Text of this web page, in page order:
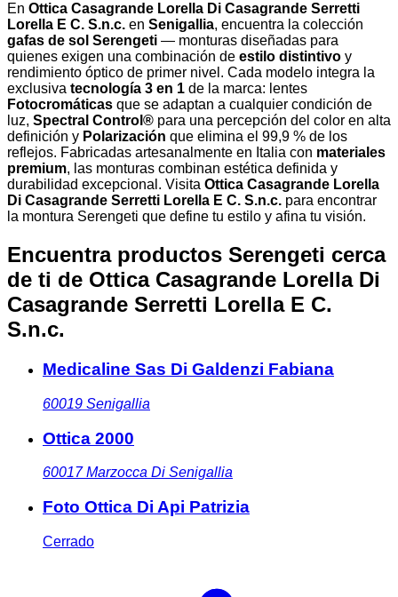
En Ottica Casagrande Lorella Di Casagrande Serretti
Lorella E C. S.n.c. en Senigallia, encuentra la colección
gafas de sol Serengeti — monturas diseñadas para
quienes exigen una combinación de estilo distintivo y
rendimiento óptico de primer nivel. Cada modelo integra la
exclusiva tecnología 3 en 1 de la marca: lentes
Fotocromáticas que se adaptan a cualquier condición de
luz, Spectral Control® para una percepción del color en alta
definición y Polarización que elimina el 99,9 % de los
reflejos. Fabricadas artesanalmente en Italia con materiales
premium, las monturas combinan estética definida y
durabilidad excepcional. Visita Ottica Casagrande Lorella
Di Casagrande Serretti Lorella E C. S.n.c. para encontrar
la montura Serengeti que define tu estilo y afina tu visión.
Encuentra productos Serengeti cerca
de ti de Ottica Casagrande Lorella Di
Casagrande Serretti Lorella E C.
S.n.c.
Medicaline Sas Di Galdenzi Fabiana
60019 Senigallia
Ottica 2000
60017 Marzocca Di Senigallia
Foto Ottica Di Api Patrizia
Cerrado